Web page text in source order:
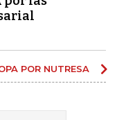
POR NUTRESA